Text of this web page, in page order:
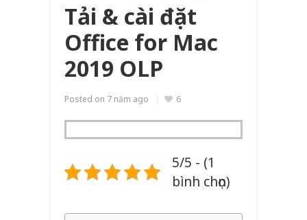
Tải & cài đặt
Office for Mac
2019 OLP
Posted on 7 năm ago 6
5/5 - (1
bình chọn)